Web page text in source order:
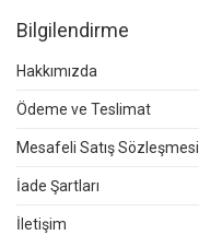
Bilgilendirme
Hakkımızda
Ödeme ve Teslimat
Mesafeli Satış Sözleşmesi
İade Şartları
İletişim